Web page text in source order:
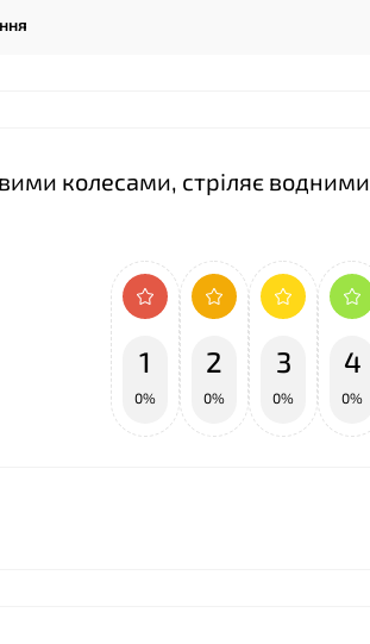
колесами, стріляє водними
1
0%
2
0%
3
0%
4
0%